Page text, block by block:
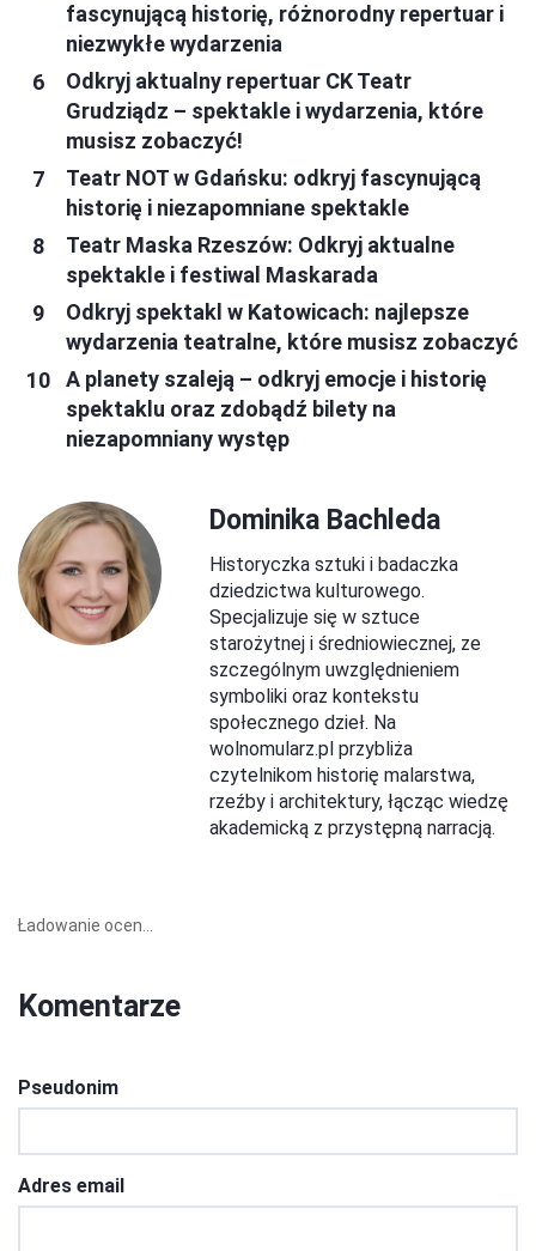
fascynującą historię, różnorodny repertuar i
niezwykłe wydarzenia
Odkryj aktualny repertuar CK Teatr
Grudziądz – spektakle i wydarzenia, które
musisz zobaczyć!
Teatr NOT w Gdańsku: odkryj fascynującą
historię i niezapomniane spektakle
Teatr Maska Rzeszów: Odkryj aktualne
spektakle i festiwal Maskarada
Odkryj spektakl w Katowicach: najlepsze
wydarzenia teatralne, które musisz zobaczyć
A planety szaleją – odkryj emocje i historię
spektaklu oraz zdobądź bilety na
niezapomniany występ
Dominika Bachleda
Historyczka sztuki i badaczka
dziedzictwa kulturowego.
Specjalizuje się w sztuce
starożytnej i średniowiecznej, ze
szczególnym uwzględnieniem
symboliki oraz kontekstu
społecznego dzieł. Na
wolnomularz.pl przybliża
czytelnikom historię malarstwa,
rzeźby i architektury, łącząc wiedzę
akademicką z przystępną narracją.
Ładowanie ocen...
Komentarze
Pseudonim
Adres email